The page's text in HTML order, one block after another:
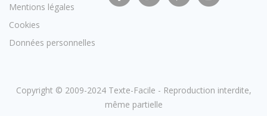
Mentions légales
Cookies
Données personnelles
Copyright © 2009-2024 Texte-Facile - Reproduction interdite,
même partielle